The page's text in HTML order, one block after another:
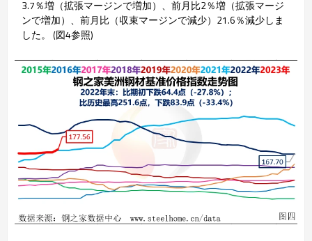
3.7％増（拡張マージンで増加）、前月比2％増（拡張マージ
ンで増加）、前月比（収束マージンで減少）21.6％減少しま
した。 (図4参照)